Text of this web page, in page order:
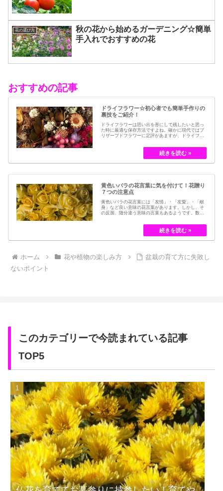
花の選び方
秋の花から始めるガーデニング☆簡単
手入れでおすすめの花
おすすめの記事
ドライフラワー☆初心者でも簡単手作りの
裏技をご紹介！
ドライフラワーは思い出を形にして残したいと思っ
た時に最適な保存方法ですよね。確かに現代ではブ
リザーブドフラワーに定評があますが、ドライフラ
とつです。結婚式のブーケなどに使われた花など、
今では押し花のサービスが有名ですが、昔はドライ
フラワーでも保存されてきました。30代以降の…
黄色いバラの花言葉に気を付けて！花贈り
７つの注意点
黄色いバラの花言葉には「友情」・「友愛」・「献
身」など良い意味の花言葉があります。しかし、そ
の反面、随分違う意味の言葉もあるようです。数多
ローズである「ハイブリット・ティー」の中には、
黄色のバラというのは、存在していませんでした。
しかし、フランスの園芸家ジョセフ・ペルネ＝デ…
ホーム 花や植物の楽しみ方
盆栽の育て方に失敗し
ないポイント
このカテゴリーで今読まれている記事
TOP5